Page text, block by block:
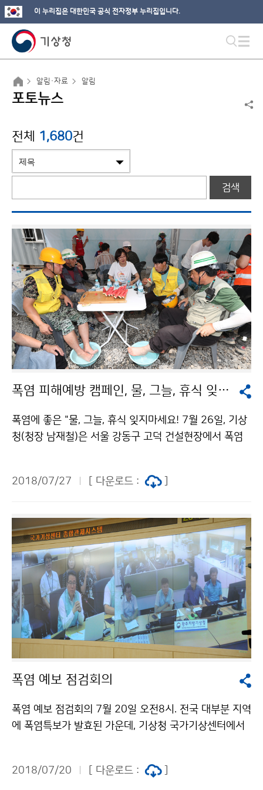
이 누리집은 대한민국 공식 전자정부 누리집입니다.
알림·자료 알림
포토뉴스
전체 1,680건
검색
폭염 피해예방 캠페인, 물, 그늘, 휴식 잊지마세요!!
폭염에 좋은 "물, 그늘, 휴식 잊지마세요! 7월 26일, 기상
청(청장 남재철)은 서울 강동구 고덕 건설현장에서 폭염
면서, 생수와 부채 등 물품을 전달했습니다.
2018/07/27 [ 다운로드 :
폭염 예보 점검회의
폭염 예보 점검회의 7월 20일 오전8시. 전국 대부분 지역
에 폭염특보가 발효된 가운데, 기상청 국가기상센터에서
2018/07/20 [ 다운로드 :